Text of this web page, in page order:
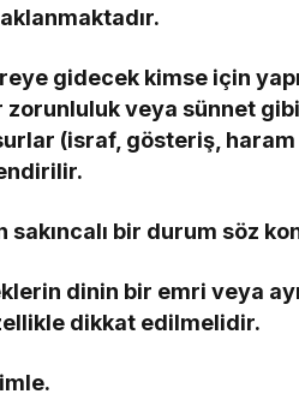
gidecek kimse için
zorunluluk veya sünnet
(israf, gösteriş,
sakıncalı bir durum söz
dinin bir emri veya
dikkat edilmelidir.